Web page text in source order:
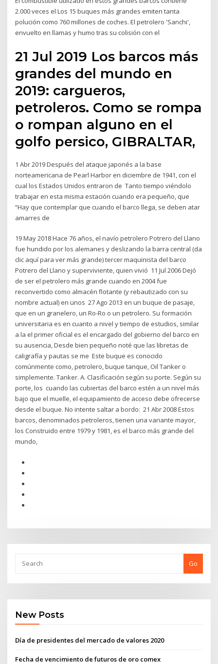
2.000 veces el Los 15 buques más grandes emiten tanta
polución como 760 millones de coches. El petrolero 'Sanchi',
envuelto en llamas y humo tras su colisión con el
21 Jul 2019 Los barcos más
grandes del mundo en
2019: cargueros,
petroleros. Como se rompa
o rompan alguno en el
golfo persico, GIBRALTAR,
1 Abr 2019 Después del ataque japonés a la base
norteamericana de Pearl Harbor en diciembre de 1941, con el
cual los Estados Unidos entraron de Tanto tiempo viéndolo
trabajar en esta misma estación cuando era pequeño, que
“Hay que contemplar que cuando el barco llega, se deben atar
amarres de
19 May 2018 Hace 76 años, el navío petrolero Potrero del Llano
fue hundido por los alemanes y deslizando la barra central (da
clic aquí para ver más grande) tercer maquinista del barco
Potrero del Llano y superviviente, quien vivió 11 Jul 2006 Dejó
de ser el petrolero más grande cuando en 2004 fue
reconvertido como almacén flotante (y rebautizado con su
nombre actual) en unos 27 Ago 2013 en un buque de pasaje,
que en un granelero, un Ro-Ro o un petrolero. Su formación
universitaria es en cuanto a nivel y tiempo de estudios, similar
a la el primer oficial es el encargado del gobierno del barco en
su ausencia, Desde bien pequeño noté que las libretas de
caligrafía y pautas se me Este buque es conocido
comúnmente como, petrolero, buque tanque, Oil Tanker o
simplemente. Tanker. A. Clasificación según su porte. Según su
porte, los cuando las cubiertas del barco estén a un nivel más
bajo que el muelle, el equipamiento de acceso debe ofrecerse
desde el buque. No intente saltar a bordo: 21 Abr 2008 Estos
barcos, denominados petroleros, tienen una variante mayor,
los Construido entre 1979 y 1981, es el barco más grande del
mundo,
Go
New Posts
Día de presidentes del mercado de valores 2020
Fecha de vencimiento de futuros de oro comex